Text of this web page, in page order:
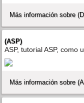
Más información sobre
(ASP)
ASP, tutorial ASP, como
Más información sobre